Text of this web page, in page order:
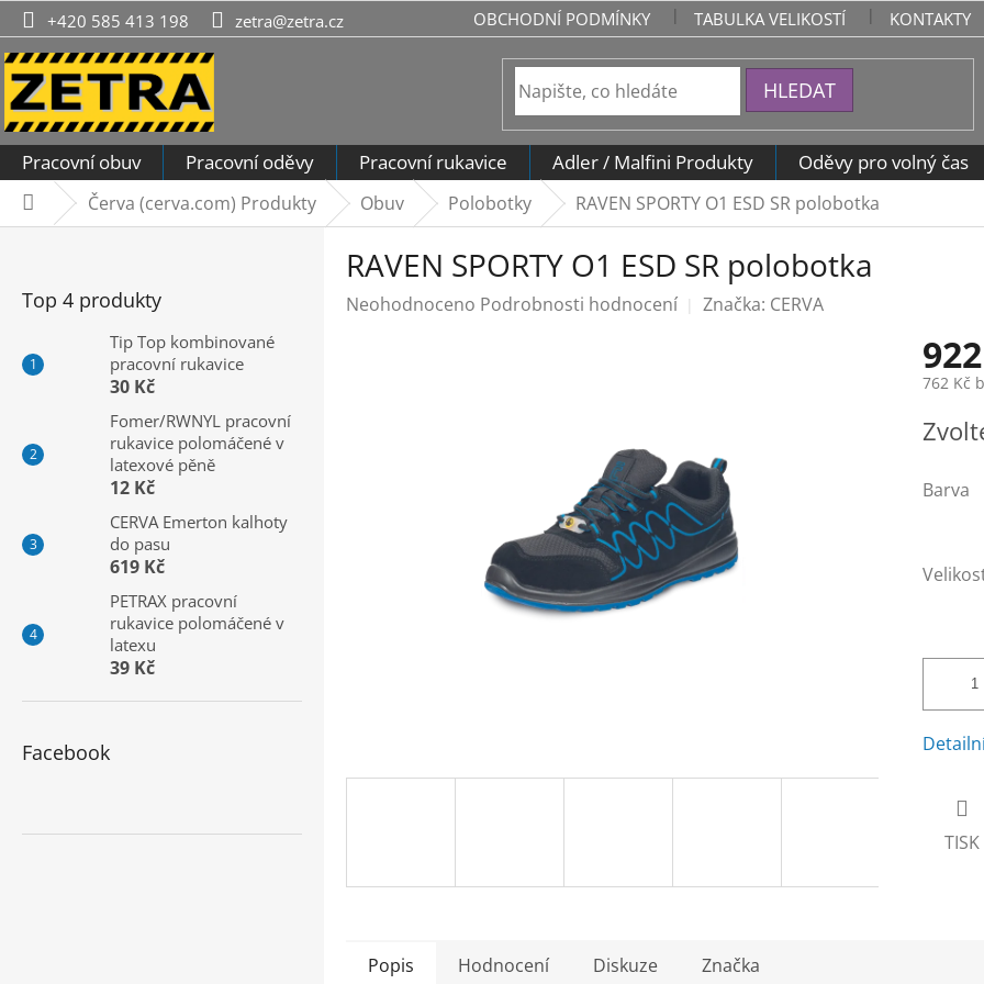
Přejít
na
obsah
+420 585 413 198 zetra@zetra.cz OBCHODNÍ PODMÍNKY TABULKA VELIKOSTÍ KONTAKTY
HLEDAT
Pracovní obuv Pracovní oděvy Pracovní rukavice Adler / Malfini Produkty Oděvy pro volný čas
DomůČerva (cerva.com) Produkty Obuv Polobotky RAVEN SPORTY O1 ESD SR polobotka
Top 4 produkty
Tip Top kombinované
pracovní rukavice
30 Kč
Fomer/RWNYL pracovní
rukavice polomáčené v
latexové pěně
12 Kč
CERVA Emerton kalhoty
do pasu
619 Kč
PETRAX pracovní
rukavice polomáčené v
latexu
39 Kč
Facebook
RAVEN SPORTY O1 ESD SR polobotka
Průměrné
Neohodnoceno Podrobnosti hodnocení Značka: CERVA
762 Kč
cena:
Barva
TISK
Popis Hodnocení Diskuze Značka